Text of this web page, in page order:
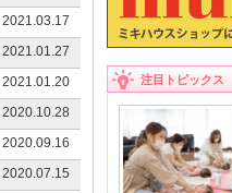
注目トピックス